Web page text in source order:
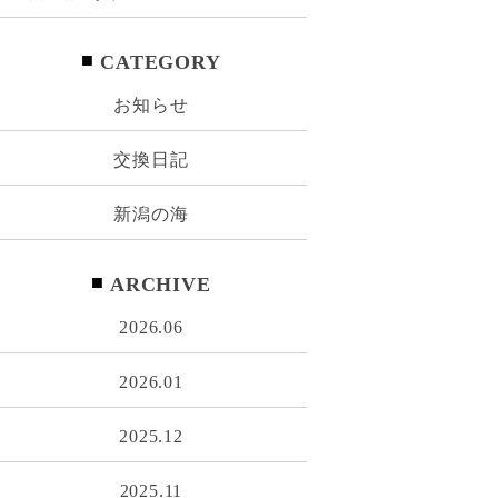
CATEGORY
お知らせ
交換日記
新潟の海
ARCHIVE
2026.06
2026.01
2025.12
2025.11